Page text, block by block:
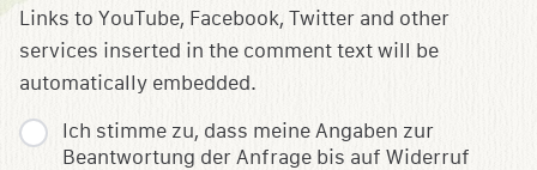
Ich stimme zu, dass meine Angaben zur
Beantwortung der Anfrage bis auf Widerruf
Links to YouTube, Facebook, Twitter and other
services inserted in the comment text will be
automatically embedded.